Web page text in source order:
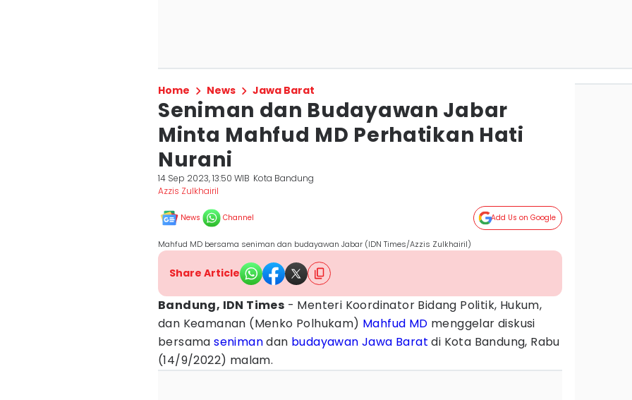
Home News Jawa Barat
Seniman dan Budayawan Jabar
Minta Mahfud MD Perhatikan Hati
Nurani
14 Sep 2023, 13:50 WIB Kota Bandung
Azzis Zulkhairil
News Channel Add Us on Google
Mahfud MD bersama seniman dan budayawan Jabar (IDN Times/Azzis Zulkhairil)
Share Article
Bandung, IDN Times - Menteri Koordinator Bidang Politik, Hukum,
dan Keamanan (Menko Polhukam) Mahfud MD menggelar diskusi
bersamasenimandan budayawan Jawa Barat di Kota Bandung, Rabu
(14/9/2022) malam.